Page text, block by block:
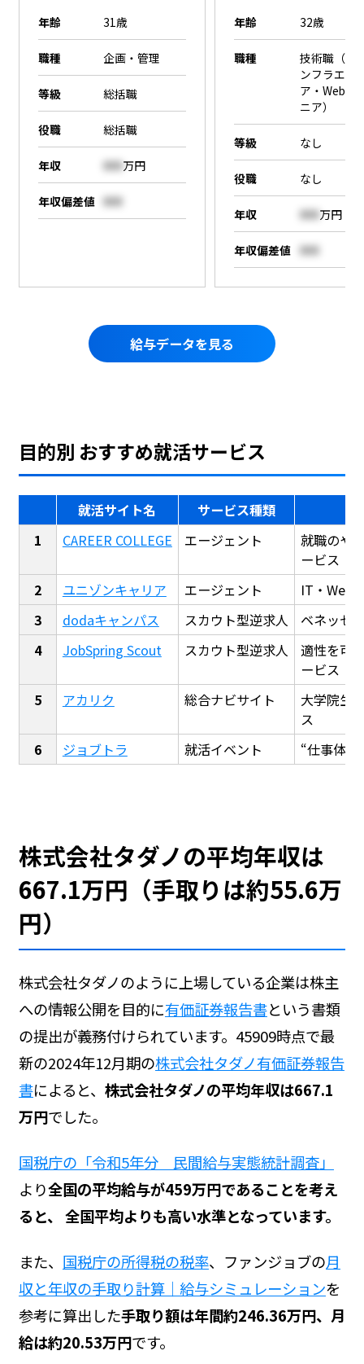
年齢 31歳
職種 企画・管理
等級 総括職
役職 総括職
年収 000万円
年収偏差値 000
年齢 32歳
職種
技術職（SE
ンフラエン
ア・Webエ
ニア）
等級 なし
役職 なし
年収 000万円
年収偏差値 000
給与データを見る
目的別 おすすめ就活サービス
就活サイト名
サービス種類
CAREER COLLEGE
エージェント
就職のや
ービス
ユニゾンキャリア
エージェント
IT・Web
dodaキャンパス
スカウト型逆求人
ベネッセ
JobSpring Scout
スカウト型逆求人
適性を可
ービス
アカリク
総合ナビサイト
大学院生
ス
ジョブトラ
就活イベント “仕事体
株式会社タダノの平均年収は
667.1万円（手取りは約55.6万
円）
株式会社タダノのように上場している企業は株主
への情報公開を目的に有価証券報告書という書類
の提出が義務付けられています。45909時点で最
新の2024年12月期の株式会社タダノ有価証券報告
書によると、 株式会社タダノの平均年収は667.1
万円でした。
国税庁の「令和5年分 民間給与実態統計調査」
より全国の平均給与が459万円であることを考え
ると、 全国平均よりも高い水準となっています。
また、 国税庁の所得税の税率、ファンジョブの月
収と年収の手取り計算｜給与シミュレーションを
参考に算出した手取り額は年間約246.36万円、月
給は約20.53万円です。